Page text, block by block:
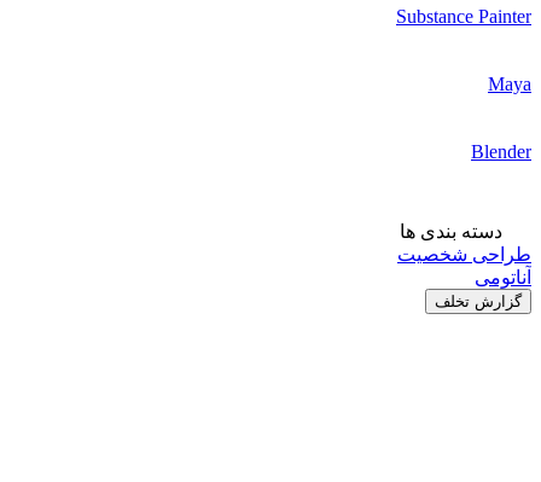
Substance Painter
Maya
Blender
دسته بندی ها
طراحی شخصیت
آناتومی
گزارش تخلف